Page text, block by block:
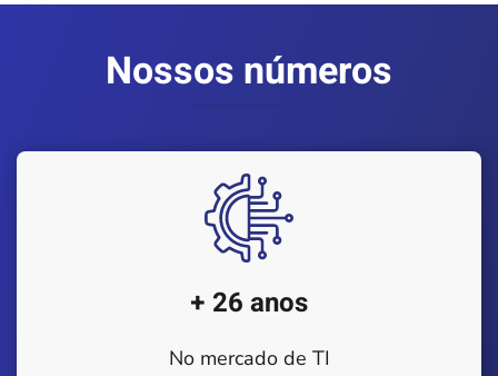
Nossos números
+ 26 anos
No mercado de TI